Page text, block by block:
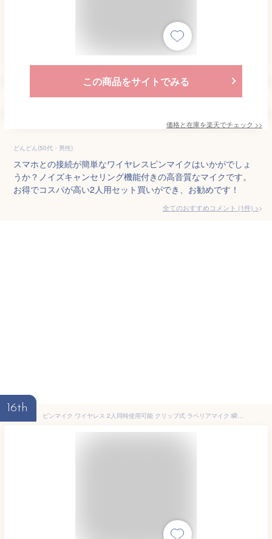
この商品をサイトでみる
価格と在庫を楽天でチェック >>
どんどん(50代・男性)
スマホとの接続が簡単なワイヤレスピンマイクはいかがでしょ
うか？ノイズキャンセリング機能付きの高音質なマイクです。
お得でコスパが高い2人用セット買いができ、お勧めです！
全てのおすすめコメント (1件) >
16th
ピンマイク ワイヤレス 2人同時使用可能 クリップ式 ラベリアマイク 瞬時接続 360°集音 ノイズ軽減 録音用 ミニマイク 自動同期 APP不要 Bluetooth不要 6~8時間連続使用 生放送 Tik Tok YouTube vlog撮影 動画 Android&Appleスマホ用